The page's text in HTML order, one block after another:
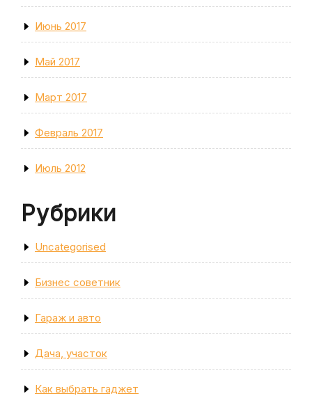
Июнь 2017
Май 2017
Март 2017
Февраль 2017
Июль 2012
Рубрики
Uncategorised
Бизнес советник
Гараж и авто
Дача, участок
Как выбрать гаджет